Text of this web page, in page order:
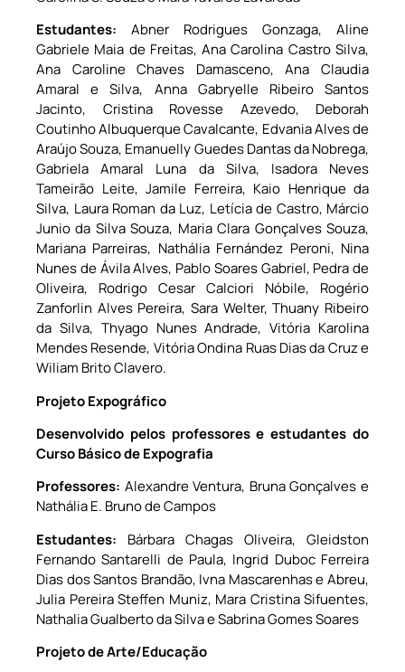
Estudantes: Abner Rodrigues Gonzaga, Aline
Gabriele Maia de Freitas, Ana Carolina Castro Silva,
Ana Caroline Chaves Damasceno, Ana Claudia
Amaral e Silva, Anna Gabryelle Ribeiro Santos
Jacinto, Cristina Rovesse Azevedo, Deborah
Coutinho Albuquerque Cavalcante, Edvania Alves de
Araújo Souza, Emanuelly Guedes Dantas da Nobrega,
Gabriela Amaral Luna da Silva, Isadora Neves
Tameirão Leite, Jamile Ferreira, Kaio Henrique da
Silva, Laura Roman da Luz, Letícia de Castro, Márcio
Junio da Silva Souza, Maria Clara Gonçalves Souza,
Mariana Parreiras, Nathália Fernández Peroni, Nina
Nunes de Ávila Alves, Pablo Soares Gabriel, Pedra de
Oliveira, Rodrigo Cesar Calciori Nóbile, Rogério
Zanforlin Alves Pereira, Sara Welter, Thuany Ribeiro
da Silva, Thyago Nunes Andrade, Vitória Karolina
Mendes Resende, Vitória Ondina Ruas Dias da Cruz e
Wiliam Brito Clavero.
Projeto Expográfico
Desenvolvido pelos professores e estudantes do
Curso Básico de Expografia
Professores: Alexandre Ventura, Bruna Gonçalves e
Nathália E. Bruno de Campos
Estudantes: Bárbara Chagas Oliveira, Gleidston
Fernando Santarelli de Paula, Ingrid Duboc Ferreira
Dias dos Santos Brandão, Ivna Mascarenhas e Abreu,
Julia Pereira Steffen Muniz, Mara Cristina Sifuentes,
Nathalia Gualberto da Silva e Sabrina Gomes Soares
Projeto de Arte/Educação